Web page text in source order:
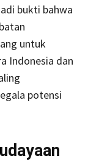
bukti bahwa
untuk
Indonesia dan
potensi